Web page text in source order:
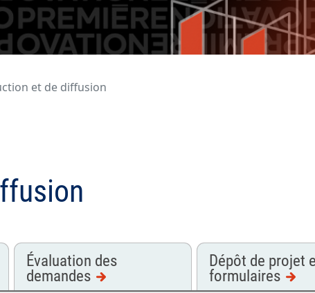
et de diffusion
Évaluation des
demandes
Dépôt de projet
formulaires